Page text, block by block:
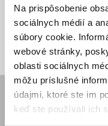
Na prispôsobenie
sociálnych médií a
súbory cookie.
webové stránky,
oblasti sociálnych
môžu príslušné
údajmi, ktoré ste im
keď ste používali ich
e-mailových noviniek!
Vaša
emailová
adresa
Vaša
emailová
adresa
Vaša emailová adresa
E-SHOP